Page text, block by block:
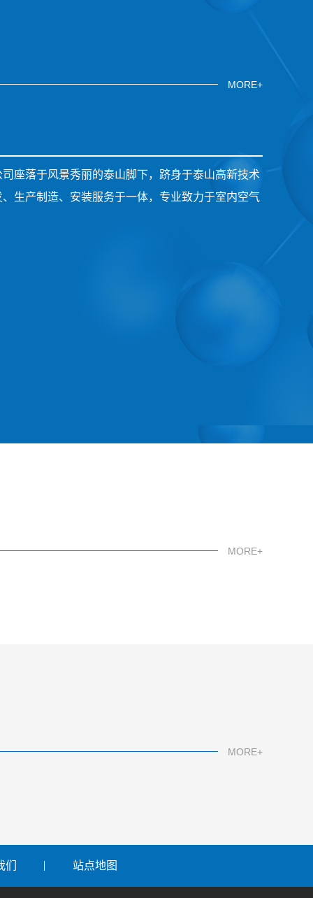
MORE+
座落于风景秀丽的泰山脚下，跻身于泰山高新技术
生产制造、安装服务于一体，专业致力于室内空气
MORE+
MORE+
站点地图